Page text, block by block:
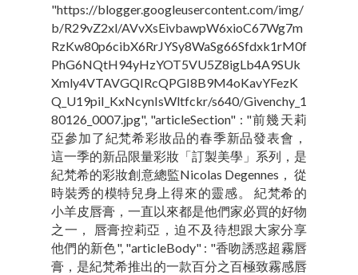
"https://blogger.googleusercontent.com/img/
b/R29vZ2xl/AVvXsEivbawpW6xioC67Wg7m
RzKw80p6cibX6RrJYSy8WaSg66Sfdxk1rM0f
PhG6NQtH94yHzYOT5VU5Z8igLb4A9SUk
Xmly4VTAVGQIRcQPGI8B9M4oKavYFezK
Q_U19piI_KxNcynIsWltfckr/s640/Givenchy_1
80126_0007.jpg", "articleSection" : "前幾天莉
亞參加了紀梵希彩妝品的春季新品發表會，
這一季的新品限量彩妝「訂製美學」系列，是
紀梵希的彩妝創意總監Nicolas Degennes， 從
時裝秀的模特兒身上得來的靈感。 紀梵希的
小羊皮唇膏，一直以來都是他們家必買的好物
之一， 唇膏控莉亞，迫不及待想跟大家分享
他們的新色", "articleBody" : "香吻誘惑超霧唇
膏，是紀梵希推出的一款百分之百極致霧感唇